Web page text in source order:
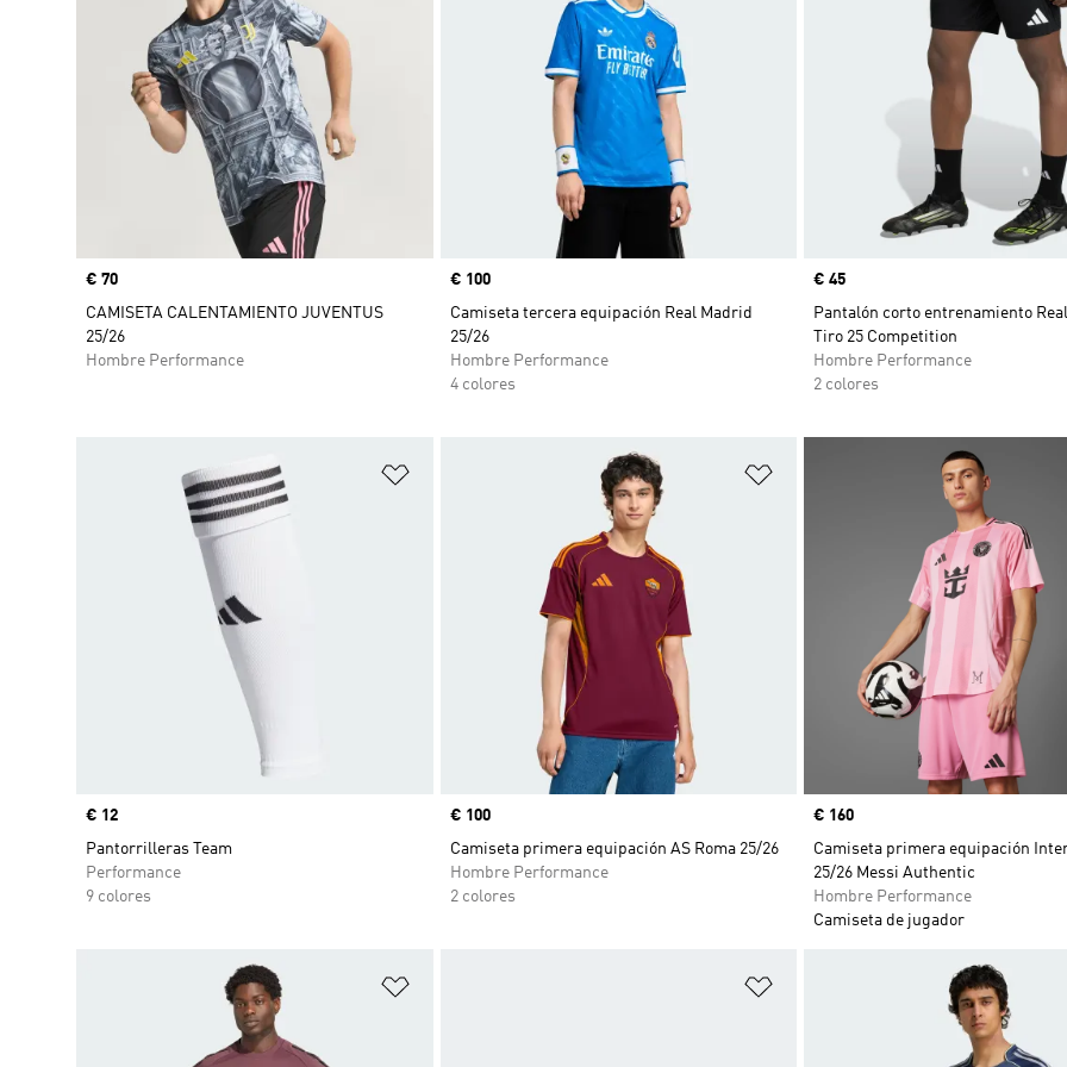
Precio
€ 70
CAMISETA CALENTAMIENTO JUVENTUS
25/26
Hombre Performance
Precio
€ 100
Camiseta tercera equipación Real Madrid
25/26
Hombre Performance
4 colores
Precio
€ 45
Pantalón corto entrenamiento
Tiro 25 Competition
Hombre Performance
2 colores
Añadir a la lista de deseos
Precio
€ 12
Pantorrilleras Team
Performance
9 colores
Añadir a la lista de deseos
Precio
€ 100
Camiseta primera equipación AS Roma 25/26
Hombre Performance
2 colores
Precio
€ 160
Camiseta primera equipación
25/26 Messi Authentic
Hombre Performance
Camiseta de jugador
Añadir a la lista de deseos